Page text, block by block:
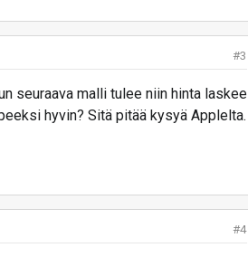
#3
seuraava malli tulee niin hinta laskee
hyvin? Sitä pitää kysyä Applelta.
#4